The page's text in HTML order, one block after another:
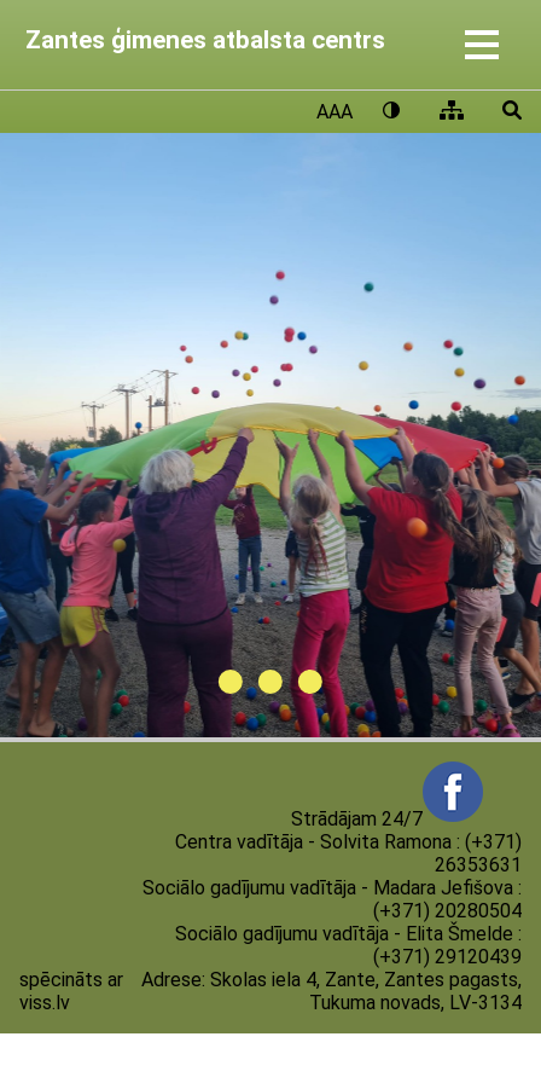
Zantes ģimenes atbalsta centrs
AAA
spēcināts ar
viss.lv
Strādājam 24/7
Centra vadītāja - Solvita Ramona : (+371)
26353631
Sociālo gadījumu vadītāja - Madara Jefišova :
(+371) 20280504
Sociālo gadījumu vadītāja - Elita Šmelde :
(+371) 29120439
Adrese: Skolas iela 4, Zante, Zantes pagasts,
Tukuma novads, LV-3134